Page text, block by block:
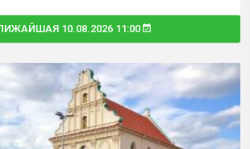
10.08.2026 11:00